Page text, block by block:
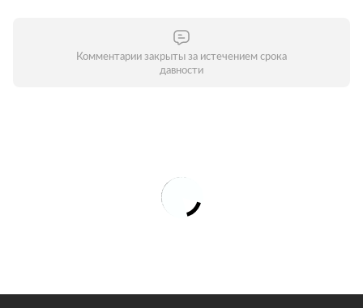
Комментарии закрыты за истечением срока
давности